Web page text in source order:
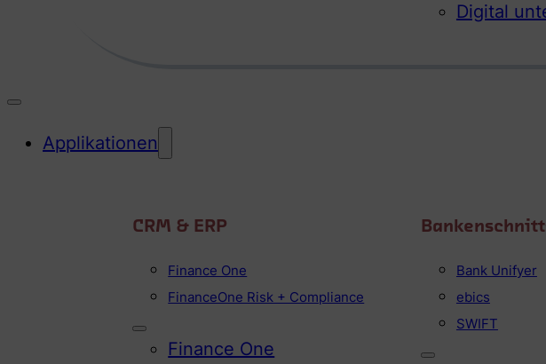
Digital
Applikationen
CRM & ERP
Finance One
FinanceOne Risk + Compliance
Finance One
Bank Unifyer
ebics
SWIFT